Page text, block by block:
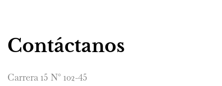
Contáctanos
Carrera 15 N° 102-45